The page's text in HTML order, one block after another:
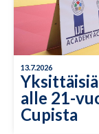
13.7.2026
alle 21-
Cupista